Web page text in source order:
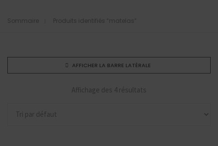
Sommaire Produits identifiés “matelas”
AFFICHER LA BARRE LATÉRALE
Affichage des 4 résultats